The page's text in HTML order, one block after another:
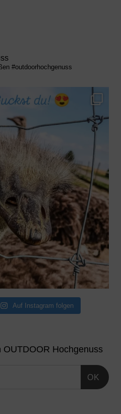
#outdoorhochgenuss
Auf Instagram folgen
Hochgenuss
OK